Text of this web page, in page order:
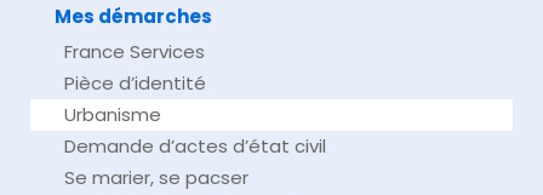
Mes démarches
France Services
Pièce d’identité
Urbanisme
Demande d’actes d’état civil
Se marier, se pacser